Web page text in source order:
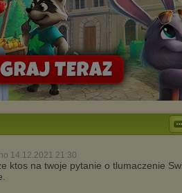
Partnerów
działań
Ci reklama nie
to reklama
internetowej w
cookies na
pliki cookies,
przeglądarki
pod adresem
14.12.2021 21:30
ktos na twoje pytanie o tlumaczenie